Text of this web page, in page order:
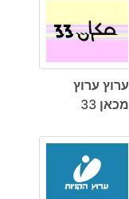
ערוץ ערוץ
מכאן 33